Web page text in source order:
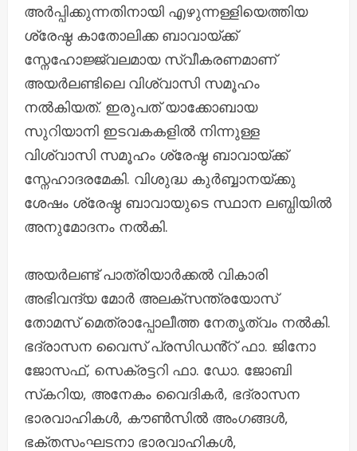
അർപ്പിക്കുന്നതിനായി എഴുന്നള്ളിയെത്തിയ
ശ്രേഷ്ഠ കാതോലിക്ക ബാവായ്ക്ക്
സ്നേഹോജ്ജ്വലമായ സ്വീകരണമാണ്
അയർലണ്ടിലെ വിശ്വാസി സമൂഹം
നൽകിയത്. ഇരുപത് യാക്കോബായ
സുറിയാനി ഇടവകകളില്‍ നിന്നുള്ള
വിശ്വാസി സമൂഹം ശ്രേഷ്ഠ ബാവായ്ക്ക്
സ്നേഹാദരമേകി. വിശുദ്ധ കുർബ്ബാനയ്ക്കു
ശേഷം ശ്രേഷ്ഠ ബാവായുടെ സ്ഥാന ലബ്ധിയിൽ
അനുമോദനം നൽകി.
അയര്‍ലണ്ട് പാത്രിയാർക്കൽ വികാരി
അഭിവന്ദ്യ മോര്‍ അലക്‌സന്ത്രയോസ്
തോമസ് മെത്രാപ്പോലീത്ത നേതൃത്വം നൽകി.
ഭദ്രാസന വൈസ് പ്രസിഡൻ്റ് ഫാ. ജിനോ
ജോസഫ്, സെക്രട്ടറി ഫാ. ഡോ. ജോബി
സ്‌കറിയ, അനേകം വൈദികർ, ഭദ്രാസന
ഭാരവാഹികൾ, കൗണ്‍സില്‍ അംഗങ്ങൾ,
ഭക്തസംഘടനാ ഭാരവാഹികൾ,